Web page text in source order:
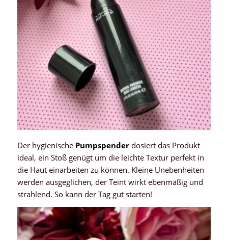
Der hygienische Pumpspenderdosiert das Produkt
ideal, ein Stoß genügt um die leichte Textur perfekt in
die Haut einarbeiten zu können. Kleine Unebenheiten
werden ausgeglichen, der Teint wirkt ebenmäßig und
strahlend. So kann der Tag gut starten!